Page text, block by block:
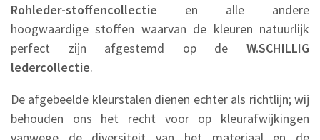
Rohleder-stoffencollectie en alle andere
hoogwaardige stoffen waarvan de kleuren natuurlijk
perfect zijn afgestemd op de W.SCHILLIG
ledercollectie.
De afgebeelde kleurstalen dienen echter als richtlijn; wij
behouden ons het recht voor op kleurafwijkingen